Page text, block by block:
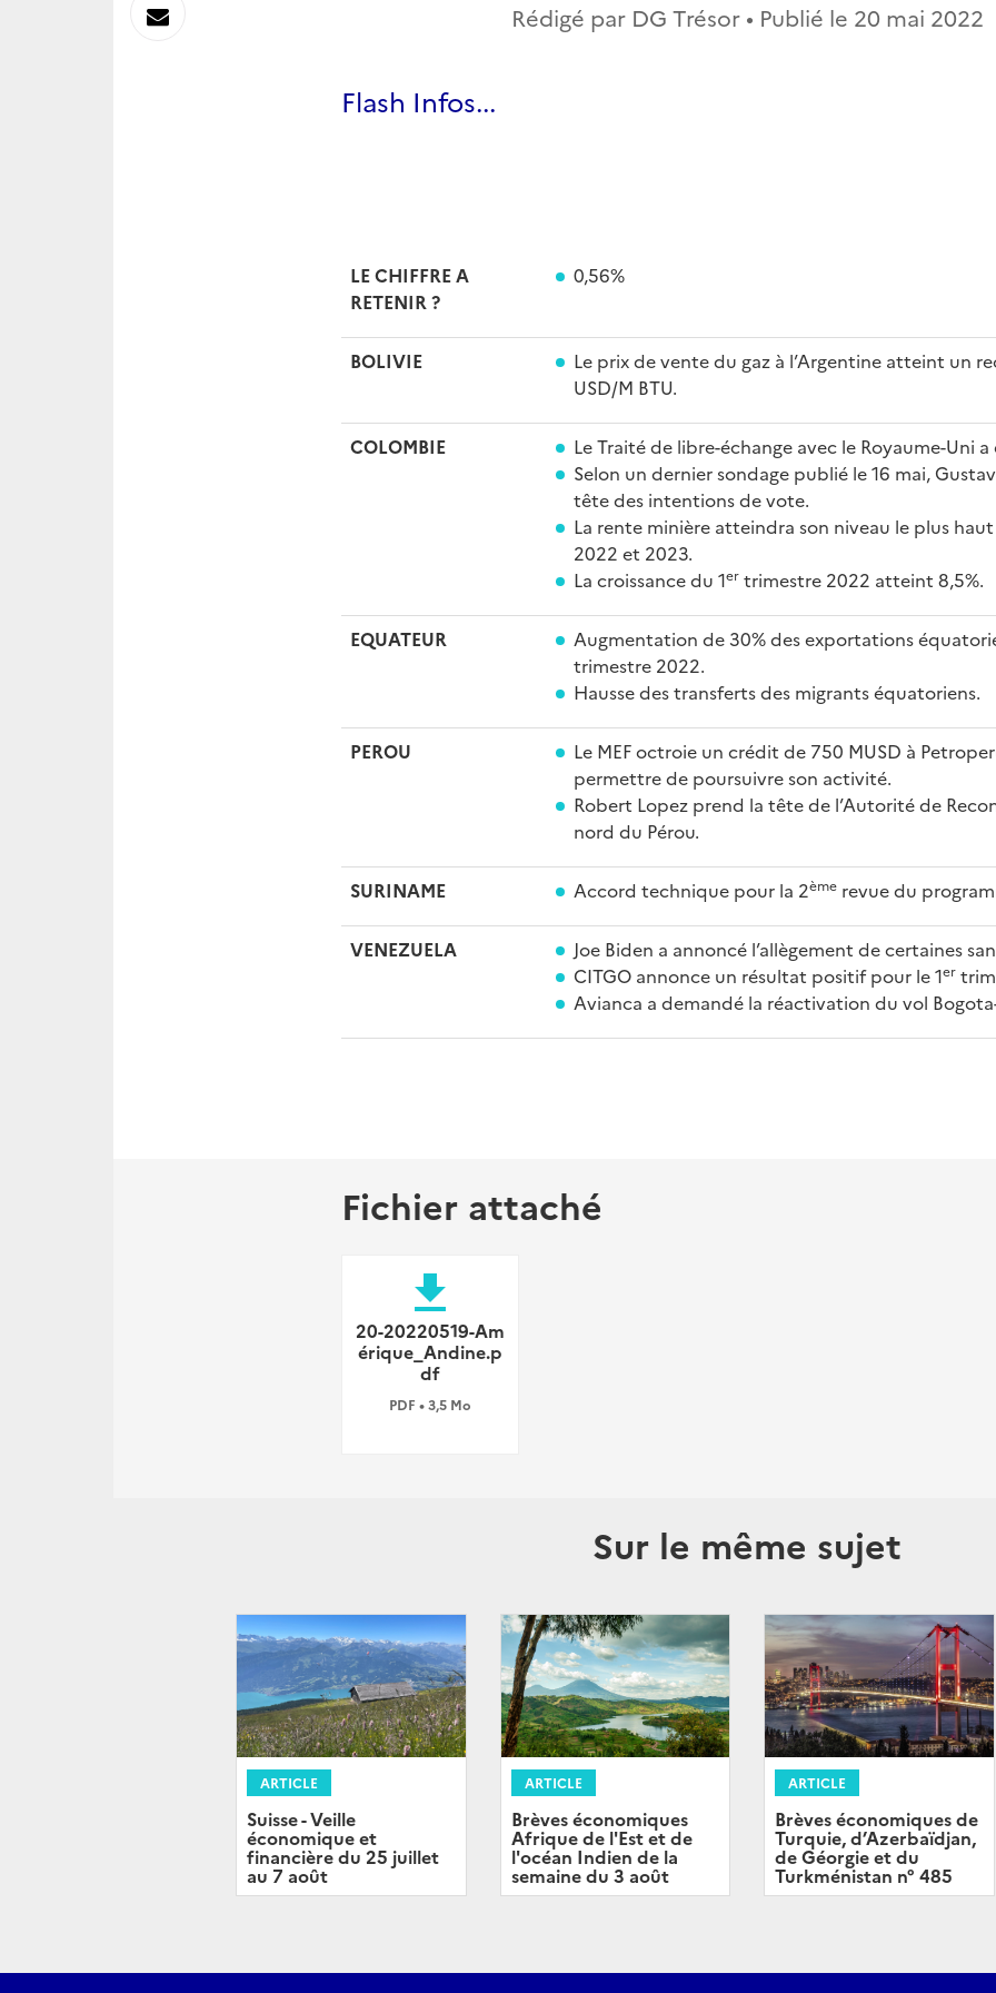
Rédigé par DG Trésor • Publié le 20 mai 2022
Flash Infos...
LE CHIFFRE A
RETENIR ?
0,56%
BOLIVIE
Le prix de vente du gaz à l’Argentine atteint un
USD/M BTU.
COLOMBIE
Le Traité de libre-échange avec le Royaume-Uni a
Selon un dernier sondage publié le 16 mai,
tête des intentions de vote.
La rente minière atteindra son niveau le plus
2022 et 2023.
La croissance du 1er trimestre 2022 atteint 8,5%.
EQUATEUR Augmentation de 30% des exportations
trimestre 2022.
Hausse des transferts des migrants équatoriens.
PEROU
Le MEF octroie un crédit de 750 MUSD à
permettre de poursuivre son activité.
Robert Lopez prend la tête de l’Autorité de
nord du Pérou.
SURINAME Accord technique pour la 2ème revue du
VENEZUELA
Joe Biden a annoncé l’allègement de certaines
CITGO annonce un résultat positif pour le 1er
Avianca a demandé la réactivation du vol
Fichier attaché
file_download
20-20220519-Am
érique_Andine.p
df
PDF • 3,5 Mo
Sur le même sujet
ARTICLE
Suisse - Veille
économique et
financière du 25 juillet
au 7 août
ARTICLE
Brèves économiques
Afrique de l'Est et de
l'océan Indien de la
semaine du 3 août
ARTICLE
Brèves économiques de
Turquie, d’Azerbaïdjan,
de Géorgie et du
Turkménistan n° 485
Envoyer